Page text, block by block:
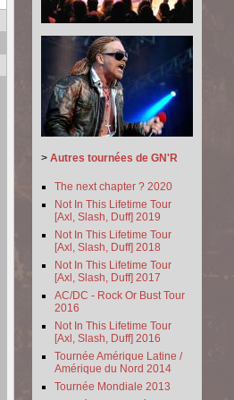
> Autres tournées de GN'R
The next chapter ? 2020
Not In This Lifetime Tour
[Axl, Slash, Duff] 2019
Not In This Lifetime Tour
[Axl, Slash, Duff] 2018
Not In This Lifetime Tour
[Axl, Slash, Duff] 2017
AC/DC - Rock Or Bust Tour
2016
Not In This Lifetime Tour
[Axl, Slash, Duff] 2016
Tournée Amérique Latine /
Amérique du Nord 2014
Tournée Mondiale 2013